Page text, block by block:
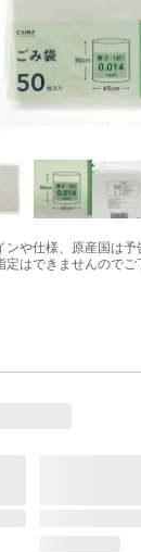
や仕様、原産国は予
定はできませんのでご